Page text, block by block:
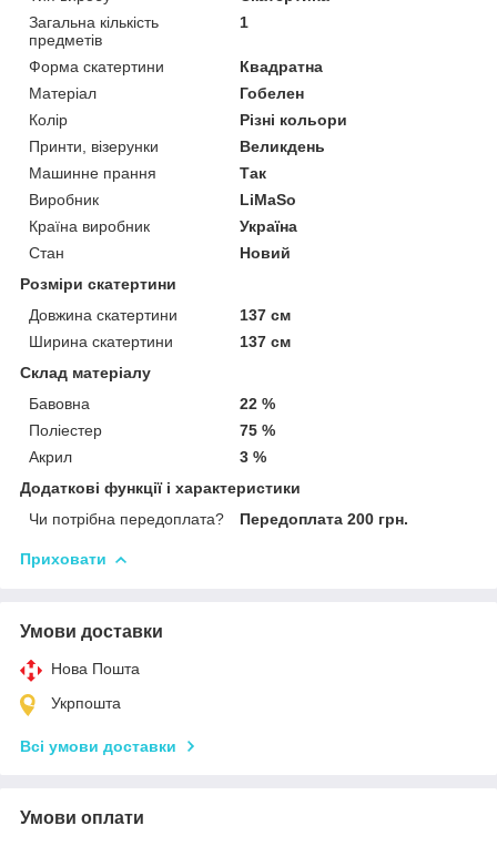
Загальна кількість
предметів
1
Форма скатертини
Квадратна
Матеріал
Гобелен
Колір
Різні кольори
Принти, візерунки
Великдень
Машинне прання
Так
Виробник
LiMaSo
Країна виробник
Україна
Стан
Новий
Розміри скатертини
Довжина скатертини
137 см
Ширина скатертини
137 см
Склад матеріалу
Бавовна
22 %
Поліестер
75 %
Акрил
3 %
Додаткові функції і характеристики
Чи потрібна передоплата?
Передоплата 200 грн.
Приховати
Умови доставки
Нова Пошта
Укрпошта
Всі умови доставки
Умови оплати